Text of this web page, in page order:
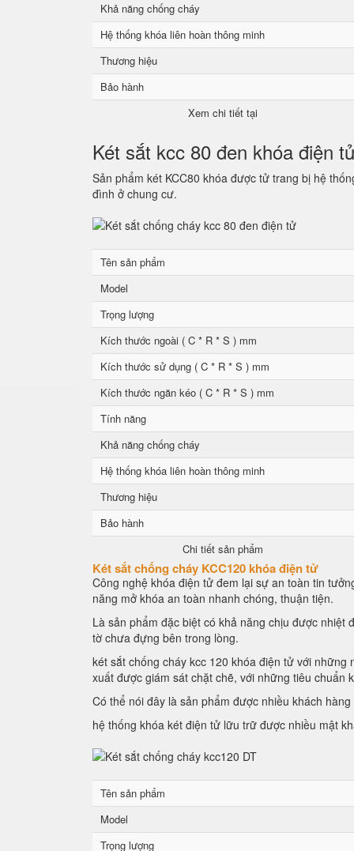
Khả năng chống cháy
Hệ thống khóa liên hoàn thông minh
Thương hiệu
Bảo hành
Xem chi tiết tại
Két sắt kcc 80 đen khóa điện
Sản phẩm két KCC80 khóa được tử trang bị hệ
đình ở chung cư.
Tên sản phẩm
Model
Trọng lượng
Kích thước ngoài ( C * R * S ) mm
Kích thước sử dụng ( C * R * S ) mm
Kích thước ngăn kéo ( C * R * S ) mm
Tính năng
Khả năng chống cháy
Hệ thống khóa liên hoàn thông minh
Thương hiệu
Bảo hành
Chi tiết sản phẩm
Két sắt chống cháy KCC120 khóa điện tử
Công nghệ khóa điện tử đem lại sự an toàn tin
năng mở khóa an toàn nhanh chóng, thuận tiện.
Là sản phẩm đặc biệt có khả năng chịu được
tờ chưa đựng bên trong lòng.
két sắt chống cháy kcc 120 khóa điện tử với
xuất được giám sát chặt chẽ, với những tiêu chuẩn
Có thể nói đây là sản phẩm được nhiều khách
hệ thống khóa két điện tử lữu trữ được nhiều mật
Tên sản phẩm
Model
Trọng lượng